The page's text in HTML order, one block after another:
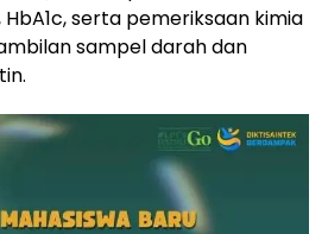
HbA1c, serta pemeriksaan kimia
sampel darah dan